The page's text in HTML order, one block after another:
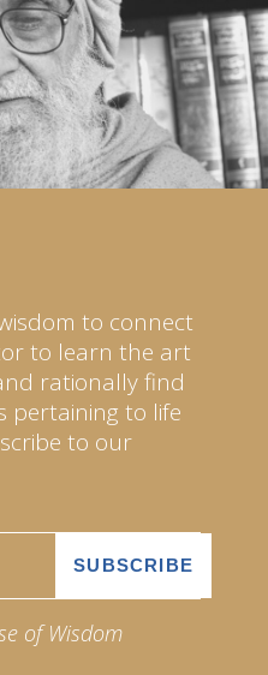
to connect
to learn the art
rationally find
pertaining to life
to our
of Wisdom